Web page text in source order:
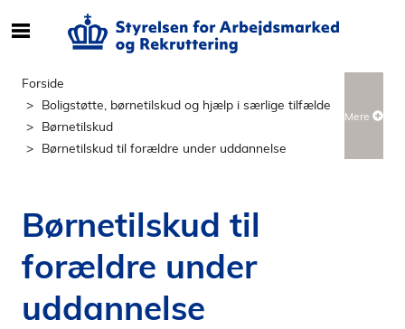
e
f
t
n
h
Forside
Boligstøtte, børnetilskud og hjælp i særlige tilfælde
Børnetilskud
Børnetilskud til forældre under uddannelse
Mere
Børnetilskud til
forældre under
uddannelse